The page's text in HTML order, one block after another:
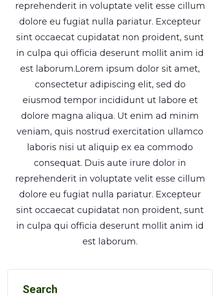
reprehenderit in voluptate velit esse cillum
dolore eu fugiat nulla pariatur. Excepteur
sint occaecat cupidatat non proident, sunt
in culpa qui officia deserunt mollit anim id
est laborum.Lorem ipsum dolor sit amet,
consectetur adipiscing elit, sed do
eiusmod tempor incididunt ut labore et
dolore magna aliqua. Ut enim ad minim
veniam, quis nostrud exercitation ullamco
laboris nisi ut aliquip ex ea commodo
consequat. Duis aute irure dolor in
reprehenderit in voluptate velit esse cillum
dolore eu fugiat nulla pariatur. Excepteur
sint occaecat cupidatat non proident, sunt
in culpa qui officia deserunt mollit anim id
est laborum.
Search